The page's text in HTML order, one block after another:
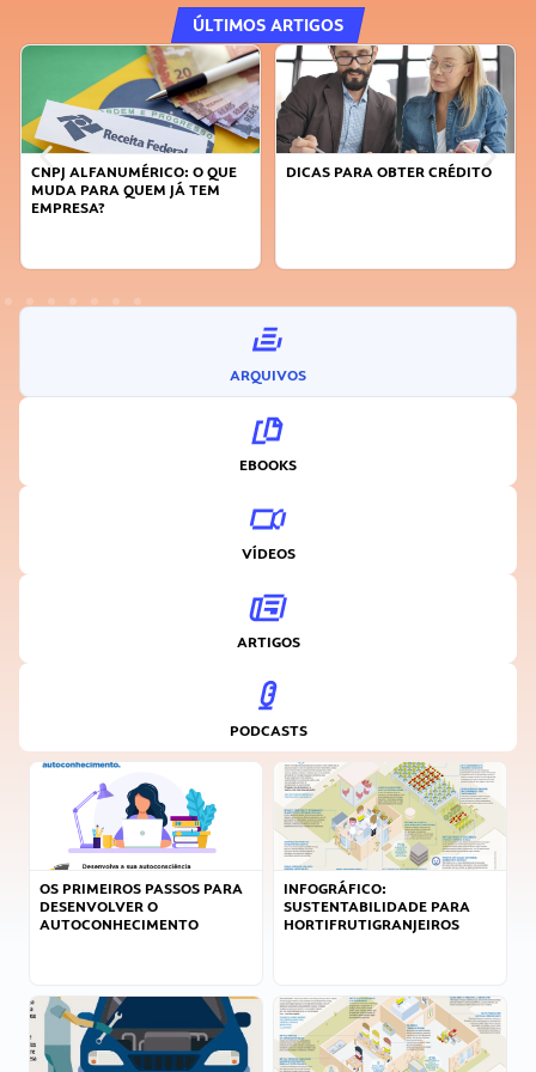
ÚLTIMOS ARTIGOS
CNPJ ALFANUMÉRICO: O QUE
MUDA PARA QUEM JÁ TEM
EMPRESA?
DICAS PARA OBTER CRÉDITO
ARQUIVOS
EBOOKS
VÍDEOS
ARTIGOS
PODCASTS
OS PRIMEIROS PASSOS PARA
DESENVOLVER O
AUTOCONHECIMENTO
INFOGRÁFICO:
SUSTENTABILIDADE PARA
HORTIFRUTIGRANJEIROS